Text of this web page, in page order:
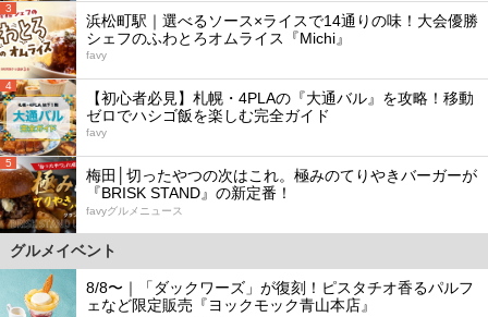
3
浜松町駅｜選べるソース×ライスで14通りの味！大会優勝
シェフのふわとろオムライス『Michi』
favy
4
【初心者必見】札幌・4PLAの『大通バル』を攻略！移動
ゼロでハシゴ飯を楽しむ完全ガイド
favy
5
梅田│切ったやつの次はこれ。極みのてりやきバーガーが
『BRISK STAND』の新定番！
favyグルメニュース
グルメイベント
8/8〜｜「ダックワーズ」が復刻！ピスタチオ香るパルフ
ェなど限定販売『ヨックモック青山本店』